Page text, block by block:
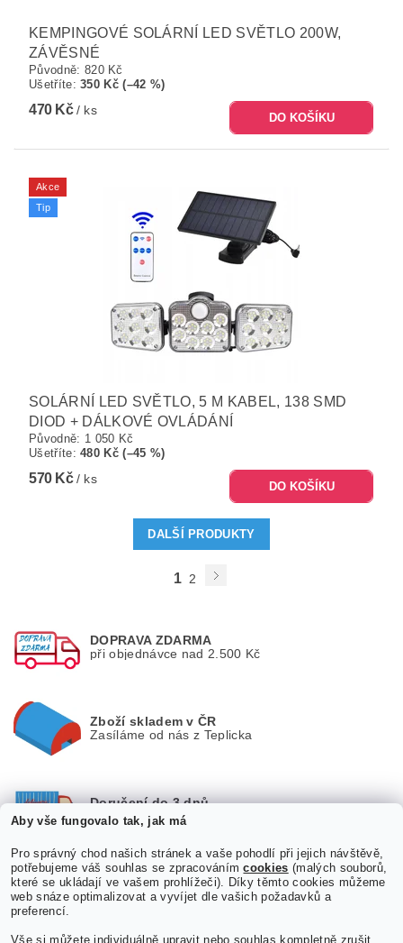
KEMPINGOVÉ SOLÁRNÍ LED SVĚTLO 200W,
ZÁVĚSNÉ
Původně: 820 Kč
Ušetříte:350 Kč (–42 %)
470 Kč/ ks
Akce
Tip
SOLÁRNÍ LED SVĚTLO, 5 M KABEL, 138 SMD
DIOD + DÁLKOVÉ OVLÁDÁNÍ
Původně: 1 050 Kč
Ušetříte:480 Kč (–45 %)
570 Kč/ ks
DALŠÍ PRODUKTY
1 2
DOPRAVA ZDARMA
při objednávce nad 2.500 Kč
Zboží skladem v ČR
Zasíláme od nás z Teplicka
Doručení do 3 dnů
od objednání
Okamžitá výměna zboží
nebo vrácení peněz
Aby vše fungovalo tak, jak má
Pro správný chod našich stránek a vaše pohodlí při jejich návštěvě,
potřebujeme váš souhlas se zpracovánímcookies (malých souborů,
které se ukládají ve vašem prohlížeči). Díky těmto cookies můžeme
web snáze optimalizovat a vyvíjet dle vašich požadavků a
preferencí.
Vše si můžete individuálně upravit nebo souhlas kompletně zrušit.